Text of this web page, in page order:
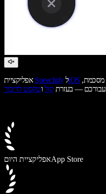
אפליקציית Speechify לiOS מסכמת,
עבורכם — בעזרת קול וטקסט לדיבור
אפליקציית היוםApp Store